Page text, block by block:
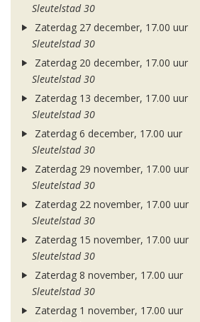
Sleutelstad 30
Zaterdag 27 december, 17.00 uur
Sleutelstad 30
Zaterdag 20 december, 17.00 uur
Sleutelstad 30
Zaterdag 13 december, 17.00 uur
Sleutelstad 30
Zaterdag 6 december, 17.00 uur
Sleutelstad 30
Zaterdag 29 november, 17.00 uur
Sleutelstad 30
Zaterdag 22 november, 17.00 uur
Sleutelstad 30
Zaterdag 15 november, 17.00 uur
Sleutelstad 30
Zaterdag 8 november, 17.00 uur
Sleutelstad 30
Zaterdag 1 november, 17.00 uur